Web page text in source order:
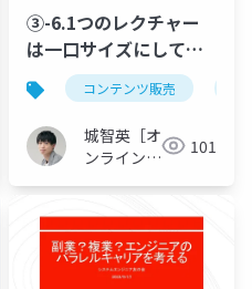
オンライン講座 カリキュラム制作
③-6.1つのレクチャー
は一口サイズにして消
化不良を防ぐ@受講生
が満足しファン化する
オンライン講座カリキ
ュラムの作り方！アウ
トラインを作り込む台
い…」を無くす
コンテンツ販売
城智英［オ
ンライン講
101